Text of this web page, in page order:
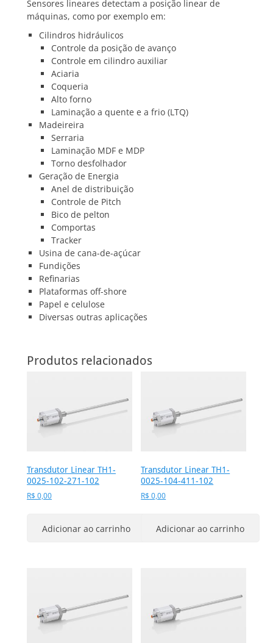
Sensores lineares detectam a posição linear de
máquinas, como por exemplo em:
Cilindros hidráulicos
Controle da posição de avanço
Controle em cilindro auxiliar
Aciaria
Coqueria
Alto forno
Laminação a quente e a frio (LTQ)
Madeireira
Serraria
Laminação MDF e MDP
Torno desfolhador
Geração de Energia
Anel de distribuição
Controle de Pitch
Bico de pelton
Comportas
Tracker
Usina de cana-de-açúcar
Fundições
Refinarias
Plataformas off-shore
Papel e celulose
Diversas outras aplicações
Produtos relacionados
Transdutor Linear TH1-
0025-102-271-102
R$ 0,00
Adicionar ao carrinho
Transdutor Linear TH1-
0025-104-411-102
R$ 0,00
Adicionar ao carrinho